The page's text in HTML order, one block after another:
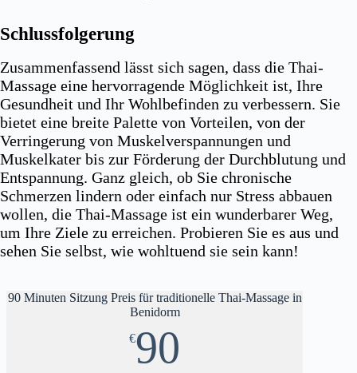
Schlussfolgerung
Zusammenfassend lässt sich sagen, dass die Thai-
Massage eine hervorragende Möglichkeit ist, Ihre
Gesundheit und Ihr Wohlbefinden zu verbessern. Sie
bietet eine breite Palette von Vorteilen, von der
Verringerung von Muskelverspannungen und
Muskelkater bis zur Förderung der Durchblutung und
Entspannung. Ganz gleich, ob Sie chronische
Schmerzen lindern oder einfach nur Stress abbauen
wollen, die Thai-Massage ist ein wunderbarer Weg,
um Ihre Ziele zu erreichen. Probieren Sie es aus und
sehen Sie selbst, wie wohltuend sie sein kann!
90 Minuten Sitzung Preis für traditionelle Thai-Massage in
Benidorm
€90